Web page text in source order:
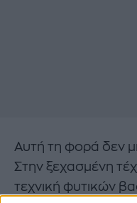
Αυτή τη φορά δεν
Στην ξεχασμένη
τεχνική φυτικών